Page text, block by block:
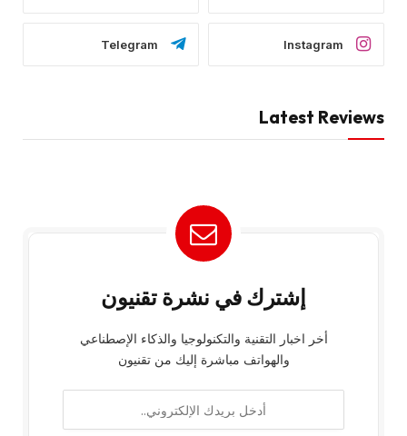
Instagram
Telegram
Latest Reviews
إشترك في نشرة تقنيون
أخر اخبار التقنية والتكنولوجيا والذكاء الإصطناعي
والهواتف مباشرة إليك من تقنيون